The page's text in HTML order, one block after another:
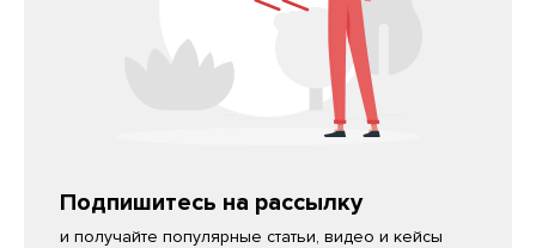
Подпишитесь на рассылку
и получайте популярные статьи, видео и кейсы